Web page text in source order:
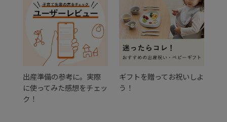
出産準備の参考に。実際
に使ってみた感想をチェッ
ク！
ギフトを贈ってお祝いしよ
う！